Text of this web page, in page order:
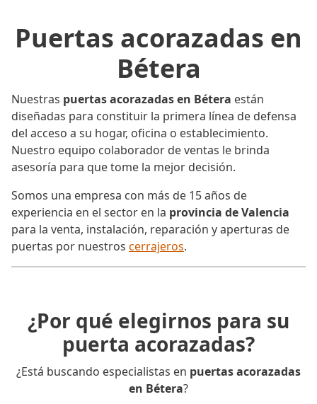
Puertas acorazadas en
Bétera
Nuestras puertas acorazadas en Bétera están
diseñadas para constituir la primera línea de defensa
del acceso a su hogar, oficina o establecimiento.
Nuestro equipo colaborador de ventas le brinda
asesoría para que tome la mejor decisión.
Somos una empresa con más de 15 años de
experiencia en el sector en la provincia de Valencia
para la venta, instalación, reparación y aperturas de
puertas por nuestros cerrajeros.
¿Por qué elegirnos para su
puerta acorazadas?
¿Está buscando especialistas en puertas acorazadas
en Bétera?